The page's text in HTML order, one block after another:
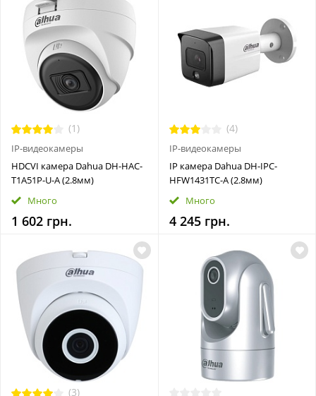
(1)
IP-видеокамеры
HDCVI камера Dahua DH-HAC-
T1A51P-U-A (2.8мм)
Много
1 602 грн.
(4)
IP-видеокамеры
IP камера Dahua DH-IPC-
HFW1431TC-A (2.8мм)
Много
4 245 грн.
(3)